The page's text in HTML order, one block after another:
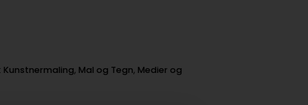
Kunstnermaling, Mal og Tegn, Medier og